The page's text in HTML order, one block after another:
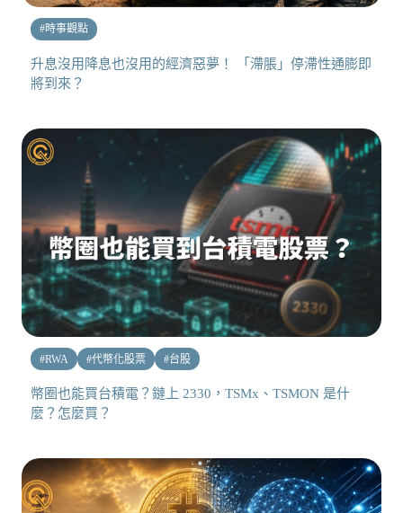
#時事觀點
升息沒用降息也沒用的經濟惡夢！ 「滯脹」停滯性通膨即
將到來？
#RWA #代幣化股票 #台股
幣圈也能買台積電？鏈上 2330，TSMx、TSMON 是什
麼？怎麼買？